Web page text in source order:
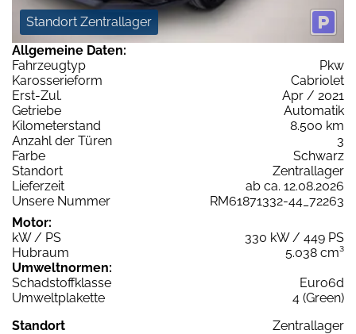
Standort Zentrallager
Allgemeine Daten:
Fahrzeugtyp
Pkw
Karosserieform
Cabriolet
Erst-Zul.
Apr / 2021
Getriebe
Automatik
Kilometerstand
8.500 km
Anzahl der Türen
3
Farbe
Schwarz
Standort
Zentrallager
Lieferzeit
ab ca. 12.08.2026
Unsere Nummer
RM61871332-44_72263
Motor:
kW / PS
330 kW / 449 PS
Hubraum
5.038 cm³
Umweltnormen:
Schadstoffklasse
Euro6d
Umweltplakette
4 (Green)
Standort
Zentrallager